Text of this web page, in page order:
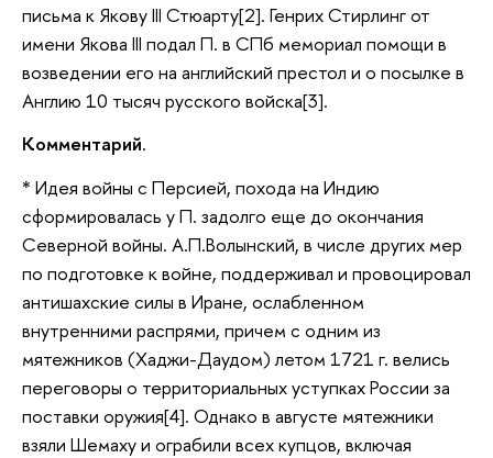
письма к Якову III Стюарту[2]. Генрих Стирлинг от
имени Якова III подал П. в СПб мемориал помощи в
возведении его на английский престол и о посылке в
Англию 10 тысяч русского войска[3].
Комментарий.
* Идея войны с Персией, похода на Индию
сформировалась у П. задолго еще до окончания
Северной войны. А.П.Волынский, в числе других мер
по подготовке к войне, поддерживал и провоцировал
антишахские силы в Иране, ослабленном
внутренними распрями, причем с одним из
мятежников (Хаджи-Даудом) летом 1721 г. велись
переговоры о территориальных уступках России за
поставки оружия[4]. Однако в августе мятежники
взяли Шемаху и ограбили всех купцов, включая